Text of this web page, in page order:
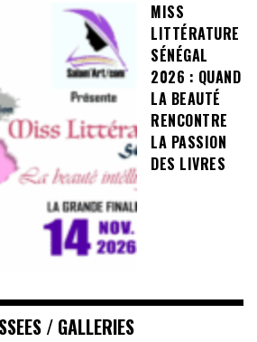
MISS
LITTÉRATURE
SÉNÉGAL
2026 : QUAND
LA BEAUTÉ
RENCONTRE
LA PASSION
DES LIVRES
/ GALLERIES